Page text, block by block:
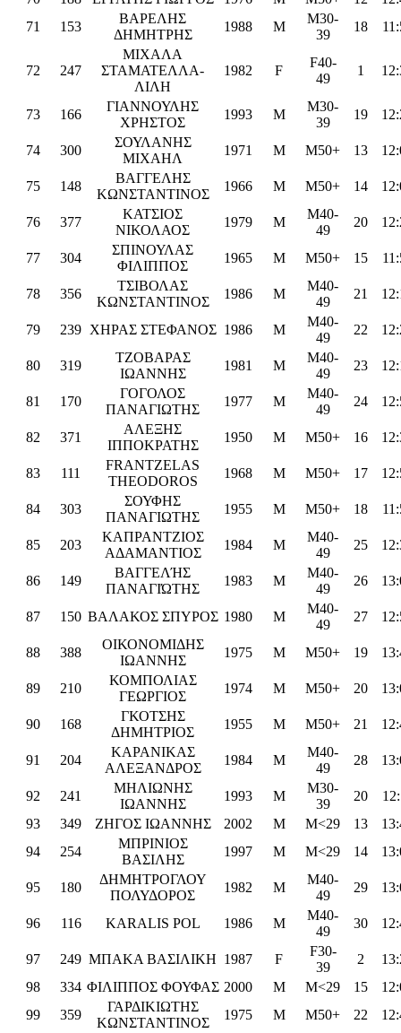
71
153
ΒΑΡΕΛΗΣ
ΔΗΜΗΤΡΗΣ
1988 M
M30-
39
18
72 247
ΜΙΧΑΛΑ
ΣΤΑΜΑΤΕΛΛΑ-
ΛΙΛΗ
1982 F
F40-
49
1
73 166
ΓΙΑΝΝΟΥΛΗΣ
ΧΡΗΣΤΟΣ
1993 M
M30-
39
19
74 300
ΣΟΥΛΑΝΗΣ
ΜΙΧΑΗΛ
1971 M M50+ 13
75 148
ΒΑΓΓΕΛΗΣ
ΚΩΝΣΤΑΝΤΙΝΟΣ
1966 M M50+ 14
76 377
ΚΑΤΣΙΟΣ
ΝΙΚΟΛΑΟΣ
1979 M
M40-
49
20
77 304
ΣΠΙΝΟΥΛΑΣ
ΦΙΛΙΠΠΟΣ
1965 M M50+ 15
78 356
ΤΣΙΒΟΛΑΣ
ΚΩΝΣΤΑΝΤΙΝΟΣ
1986 M
M40-
49
21
79 239 ΧΗΡΑΣ ΣΤΕΦΑΝΟΣ 1986 M
M40-
49
22
80 319
ΤΖΟΒΑΡΑΣ
ΙΩΑΝΝΗΣ
1981 M
M40-
49
23
81 170
ΓΟΓΟΛΟΣ
ΠΑΝΑΓΙΩΤΗΣ
1977 M
M40-
49
24
82 371
ΑΛΕΞΗΣ
ΙΠΠΟΚΡΑΤΗΣ
1950 M M50+ 16
83 111
FRANTZELAS
THEODOROS
1968 M M50+ 17
84 303
ΣΟΥΦΗΣ
ΠΑΝΑΓΙΩΤΗΣ
1955 M M50+ 18
85 203
ΚΑΠΡΑΝΤΖΙΟΣ
ΑΔΑΜΑΝΤΙΟΣ
1984 M
M40-
49
25
86 149
ΒΑΓΓΕΛΉΣ
ΠΑΝΑΓΙΏΤΗΣ
1983 M
M40-
49
26
87 150 ΒΑΛΑΚΟΣ ΣΠΥΡΟΣ 1980 M
M40-
49
27
88 388
ΟΙΚΟΝΟΜΙΔΗΣ
ΙΩΑΝΝΗΣ
1975 M M50+ 19
89 210
ΚΟΜΠΟΛΙΑΣ
ΓΕΩΡΓΙΟΣ
1974 M M50+ 20
90 168
ΓΚΟΤΣΗΣ
ΔΗΜΗΤΡΙΟΣ
1955 M M50+ 21
91 204
ΚΑΡΑΝΙΚΑΣ
ΑΛΕΞΑΝΔΡΟΣ
1984 M
M40-
49
28
92 241
ΜΗΛΙΩΝΗΣ
ΙΩΑΝΝΗΣ
1993 M
M30-
39
20
93
349 ΖΗΓΟΣ ΙΩΑΝΝΗΣ 2002 M M<29 13
94
254
ΜΠΡΙΝΙΟΣ
ΒΑΣΙΛΗΣ
1997 M M<29 14
95 180
ΔΗΜΗΤΡΟΓΛΟΥ
ΠΟΛΥΔΟΡΟΣ
1982 M
M40-
49
29
96 116 KARALIS POL 1986 M
M40-
49
30
97 249 ΜΠΑΚΑ ΒΑΣΙΛΙΚΗ 1987 F
F30-
39
2
98
334 ΦΙΛΙΠΠΟΣ ΦΟΥΦΑΣ 2000 M M<29 15
99
359
ΓΑΡΔΙΚΙΩΤΗΣ
ΚΩΝΣΤΑΝΤΙΝΟΣ
1975 M M50+ 22